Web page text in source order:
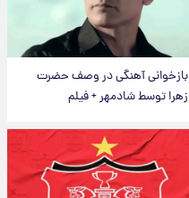
بازخوانی آهنگی در وصف حضرت
زهرا توسط شادمهر + فیلم